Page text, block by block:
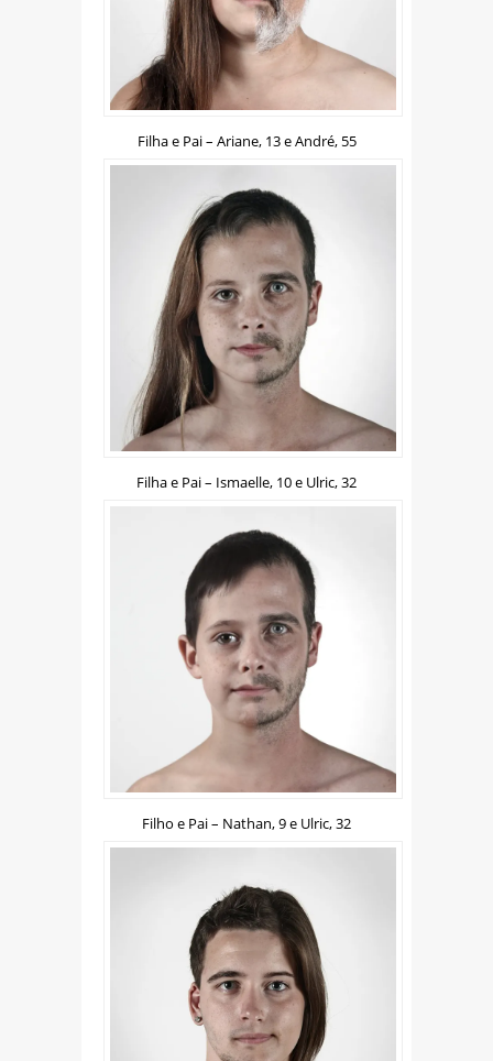
Filha e Pai – Ariane, 13 e André, 55
Filha e Pai – Ismaelle, 10 e Ulric, 32
Filho e Pai – Nathan, 9 e Ulric, 32